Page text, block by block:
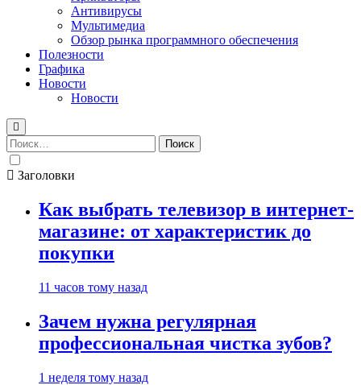
Антивирусы
Мультимедиа
Обзор рынка программного обеспечения
Полезности
Графика
Новости
Новости
Найти:
Заголовки
Как выбрать телевизор в интернет-
магазине: от характеристик до
покупки
11 часов тому назад
Зачем нужна регулярная
профессиональная чистка зубов?
1 неделя тому назад